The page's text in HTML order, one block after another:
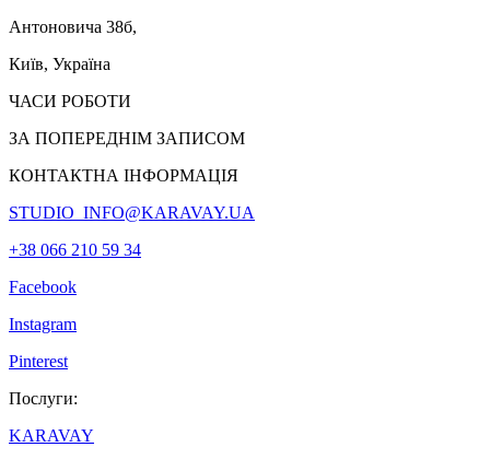
Антоновича 38б,
Київ, Україна
ЧАСИ РОБОТИ
ЗА ПОПЕРЕДНІМ ЗАПИСОМ
КОНТАКТНА ІНФОРМАЦІЯ
STUDIO_INFO@KARAVAY.UA
+38 066 210 59 34
Facebook
Instagram
Pinterest
Послуги:
KARAVAY